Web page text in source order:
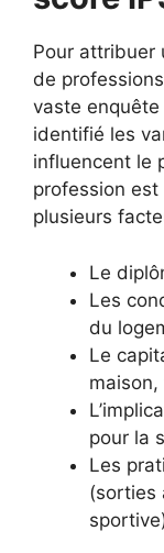
Pour attribuer
de
vaste
identifié les
influencent le
profession
plusieurs
Le
Les
du
Le
pour la
Les
(sorties